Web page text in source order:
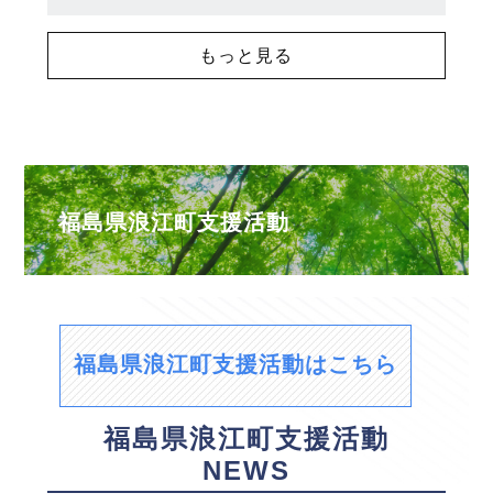
もっと見る
福島県浪江町支援活動
福島県浪江町支援活動はこちら
福島県浪江町支援活動
NEWS